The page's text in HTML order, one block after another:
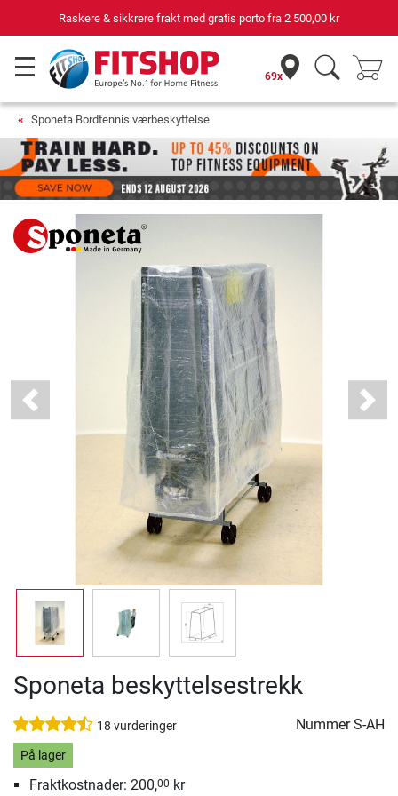
Raskere & sikkrere frakt med gratis porto fra 2 500,00 kr
69x
Sponeta Bordtennis værbeskyttelse
Previous Next
Sponeta beskyttelsestrekk
18 vurderinger NummerS-AH
På lager
Fraktkostnader: 200,00 kr